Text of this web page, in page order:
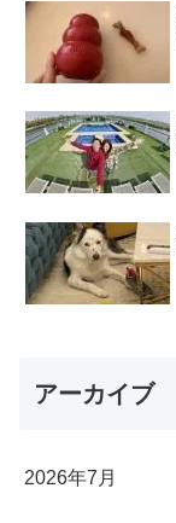
アーカイブ
2026年7月